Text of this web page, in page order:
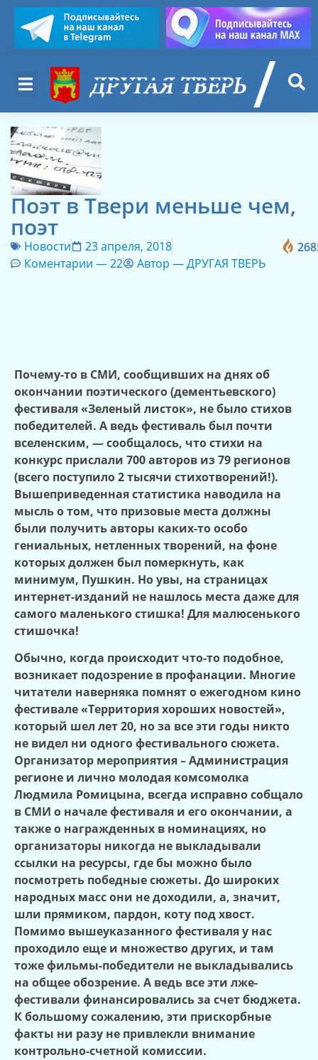
Поэт в Твери меньше чем,
поэт
Новости
23 апреля, 2018
Коментарии —22 Автор —ДРУГАЯ ТВЕРЬ
Почему-то в СМИ, сообщивших на днях об
окончании поэтического (дементьевского)
фестиваля «Зеленый листок», не было стихов
победителей. А ведь фестиваль был почти
вселенским, — сообщалось, что стихи на
конкурс прислали 700 авторов из 79 регионов
(всего поступило 2 тысячи стихотворений!).
Вышеприведенная статистика наводила на
мысль о том, что призовые места должны
были получить авторы каких-то особо
гениальных, нетленных творений, на фоне
которых должен был померкнуть, как
минимум, Пушкин. Но увы, на страницах
интернет-изданий не нашлось места даже для
самого маленького стишка! Для малюсенького
стишочка!
Обычно, когда происходит что-то подобное,
возникает подозрение в профанации. Многие
читатели наверняка помнят о ежегодном кино
фестивале «Территория хороших новостей»,
который шел лет 20, но за все эти годы никто
не видел ни одного фестивального сюжета.
Организатор мероприятия – Администрация
регионе и лично молодая комсомолка
Людмила Ромицына, всегда исправно собщало
в СМИ о начале фестиваля и его окончании, а
также о награжденных в номинациях, но
организаторы никогда не выкладывали
ссылки на ресурсы, где бы можно было
посмотреть победные сюжеты. До широких
народных масс они не доходили, а, значит,
шли прямиком, пардон, коту под хвост.
Помимо вышеуказанного фестиваля у нас
проходило еще и множество других, и там
тоже фильмы-победители не выкладывались
на общее обозрение. А ведь все эти лже-
фестивали финансировались за счет бюджета.
К большому сожалению, эти прискорбные
факты ни разу не привлекли внимание
контрольно-счетной комиссии.